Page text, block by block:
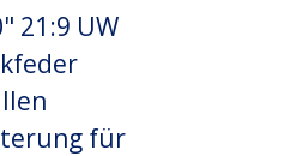
21:9 UW
für